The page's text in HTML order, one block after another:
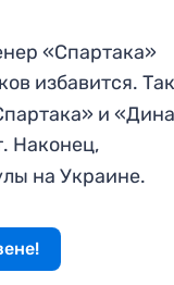
«Спартака»
избавится.
и
Наконец,
на Украине.